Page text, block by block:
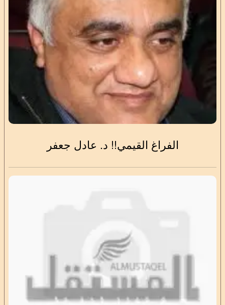
الفراغ القيمي!! د. عادل جعفر